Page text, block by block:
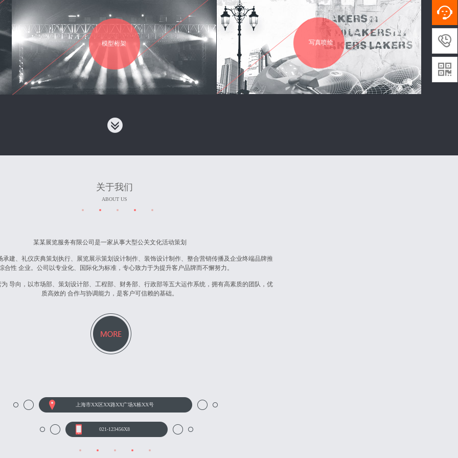
关于我们
ABOUT US
写真喷绘
模型桁架
某某展览服务有限公司是一家从事大型公关文化活动策划
建、礼仪庆典策划执行、展览展示策划设计制作、装饰设计制作、整合营销传播及企业终端品牌推
合性 企业。公司以专业化、国际化为标准，专心致力于为提升客户品牌而不懈努力。
导向，以市场部、策划设计部、工程部、财务部、行政部等五大运作系统，拥有高素质的团队，优
质高效的 合作与协调能力，是客户可信赖的基础。
上海市XX区XX路XX广场X栋XX号
021-123456X8

